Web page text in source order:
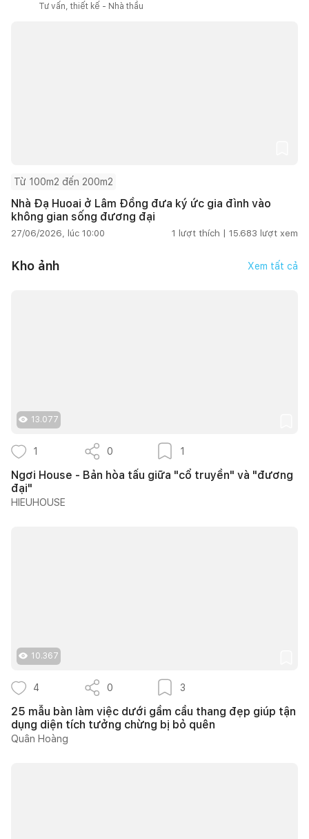
Tư vấn, thiết kế - Nhà thầu
Từ 100m2 đến 200m2
Nhà Đạ Huoai ở Lâm Đồng đưa ký ức gia đình vào
không gian sống đương đại
27/06/2026, lúc 10:00 1 lượt thích | 15.683 lượt xem
Kho ảnh Xem tất cả
13.077
1 0 1
Ngơi House - Bản hòa tấu giữa "cổ truyền" và "đương
đại"
HIEUHOUSE
10.367
4 0 3
25 mẫu bàn làm việc dưới gầm cầu thang đẹp giúp tận
dụng diện tích tưởng chừng bị bỏ quên
Quân Hoàng